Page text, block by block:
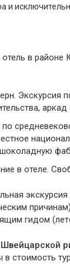
и
в
Экскурсия
аркад
по
в отеле.
гидом
Швейцарской
стоимость